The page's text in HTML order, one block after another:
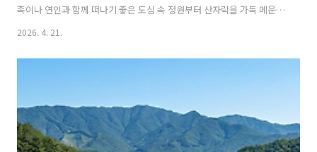
족이나 연인과 함께 떠나기 좋은 도심 속 정원부터 산자락을 가득 메운
한 봄바람을 맞으며 인생 사진을 남길 수 있는 명소들의 상세한 위치와
꽃의 향연전남 화순봄꽃축제 꽃강길 야간 관람의 낭만나들이 명소 방문
시 주의사항 및 꿀팁2TV 생생정보 꽃 명소 TOP3 위치 및 연락처 정보성
동구 용비..
2026. 4. 21.